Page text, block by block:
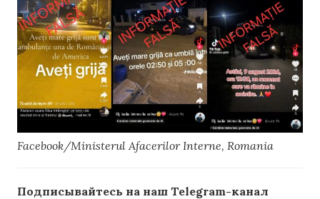
Facebook/Ministerul Afacerilor Interne, Romania
Подписывайтесь на наш Telegram-канал